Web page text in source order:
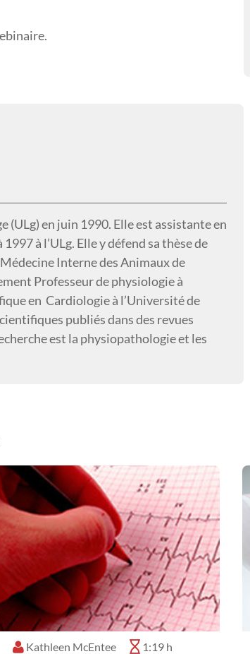
(ULg) en juin 1990. Elle est assistante en
à l’ULg. Elle y défend sa thèse de
Interne des Animaux de
Professeur de physiologie à
en Cardiologie à l’Université de
publiés dans des revues
est la physiopathologie et les
Kathleen McEntee 1:19 h